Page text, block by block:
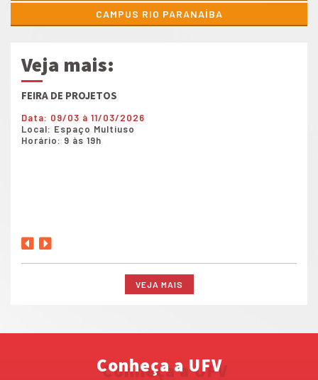
CAMPUS RIO PARANAÍBA
Veja mais:
FEIRA DE PROJETOS
Data: 09/03 à 11/03/2026
Local: Espaço Multiuso
Horário: 9 às 19h
VEJA MAIS
Conheça a UFV